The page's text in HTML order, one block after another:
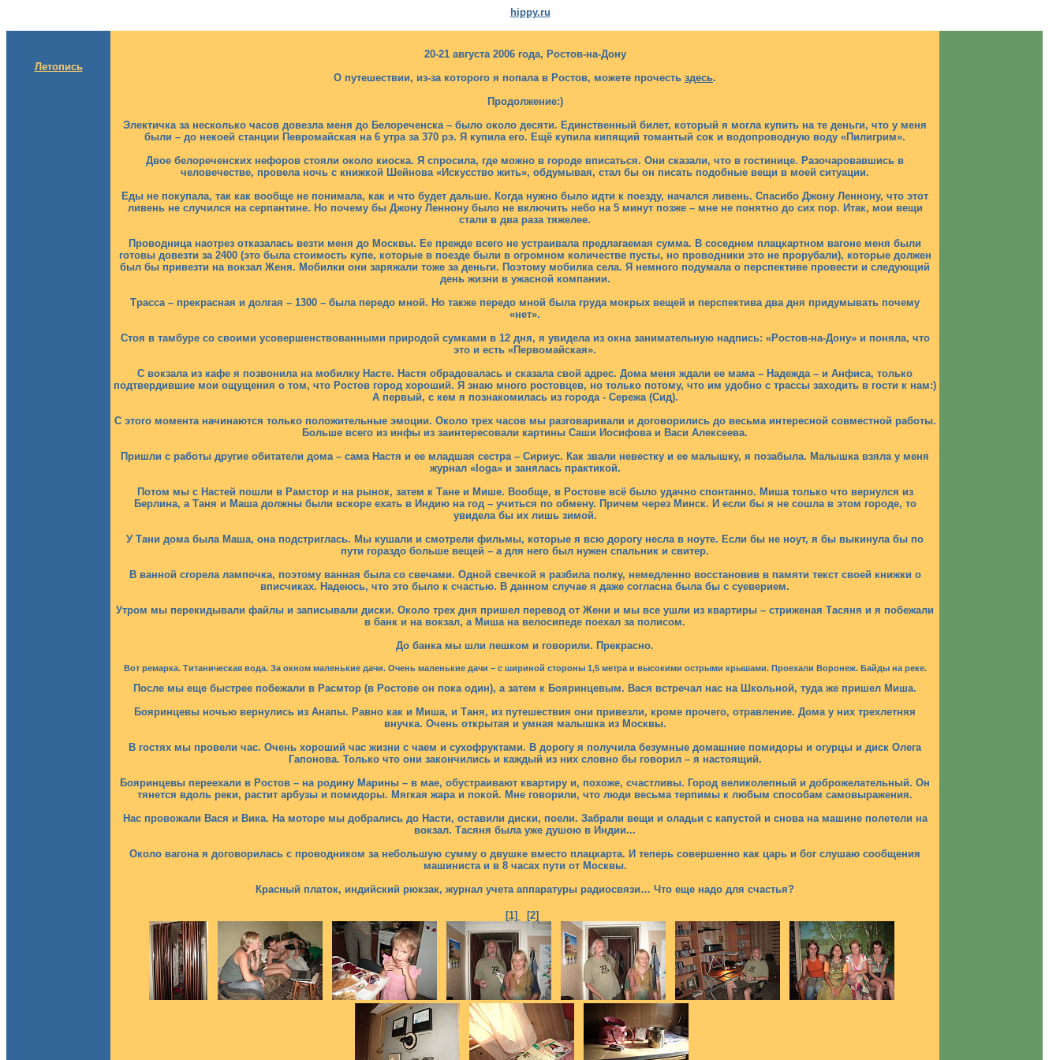
hippy.ru
Летопись
20-21 августа 2006 года, Ростов-на-Дону
О путешествии, из-за которого я попала в Ростов, можете прочесть здесь.
Продолжение:)
Электичка за несколько часов довезла меня до Белореченска – было около десяти. Единственный билет, который я могла купить на те деньги, что у меня
были – до некоей станции Певромайская на 6 утра за 370 рэ. Я купила его. Ещё купила кипящий томантый сок и водопроводную воду «Пилигрим».
Двое белореченских нефоров стояли около киоска. Я спросила, где можно в городе вписаться. Они сказали, что в гостинице. Разочаровавшись в
человечестве, провела ночь с книжкой Шейнова «Искусство жить», обдумывая, стал бы он писать подобные вещи в моей ситуации.
Еды не покупала, так как вообще не понимала, как и что будет дальше. Когда нужно было идти к поезду, начался ливень. Спасибо Джону Леннону, что этот
ливень не случился на серпантине. Но почему бы Джону Леннону было не включить небо на 5 минут позже – мне не понятно до сих пор. Итак, мои вещи
стали в два раза тяжелее.
Проводница наотрез отказалась везти меня до Москвы. Ее прежде всего не устраивала предлагаемая сумма. В соседнем плацкартном вагоне меня были
готовы довезти за 2400 (это была стоимость купе, которые в поезде были в огромном количестве пусты, но проводники это не прорубали), которые должен
был бы привезти на вокзал Женя. Мобилки они заряжали тоже за деньги. Поэтому мобилка села. Я немного подумала о перспективе провести и следующий
день жизни в ужасной компании.
Трасса – прекрасная и долгая – 1300 – была передо мной. Но также передо мной была груда мокрых вещей и перспектива два дня придумывать почему
«нет».
Стоя в тамбуре со своими усовершенствованными природой сумками в 12 дня, я увидела из окна занимательную надпись: «Ростов-на-Дону» и поняла, что
это и есть «Первомайская».
С вокзала из кафе я позвонила на мобилку Насте. Настя обрадовалась и сказала свой адрес. Дома меня ждали ее мама – Надежда – и Анфиса, только
подтвердившие мои ощущения о том, что Ростов город хороший. Я знаю много ростовцев, но только потому, что им удобно с трассы заходить в гости к нам:)
А первый, с кем я познакомилась из города - Сережа (Сид).
С этого момента начинаются только положительные эмоции. Около трех часов мы разговаривали и договорились до весьма интересной совместной работы.
Больше всего из инфы из заинтересовали картины Саши Иосифова и Васи Алексеева.
Пришли с работы другие обитатели дома – сама Настя и ее младшая сестра – Сириус. Как звали невестку и ее малышку, я позабыла. Малышка взяла у меня
журнал «Ioga» и занялась практикой.
Потом мы с Настей пошли в Рамстор и на рынок, затем к Тане и Мише. Вообще, в Ростове всё было удачно спонтанно. Миша только что вернулся из
Берлина, а Таня и Маша должны были вскоре ехать в Индию на год – учиться по обмену. Причем через Минск. И если бы я не сошла в этом городе, то
увидела бы их лишь зимой.
У Тани дома была Маша, она подстриглась. Мы кушали и смотрели фильмы, которые я всю дорогу несла в ноуте. Если бы не ноут, я бы выкинула бы по
пути гораздо больше вещей – а для него был нужен спальник и свитер.
В ванной сгорела лампочка, поэтому ванная была со свечами. Одной свечкой я разбила полку, немедленно восстановив в памяти текст своей книжки о
вписчиках. Надеюсь, что это было к счастью. В данном случае я даже согласна была бы с суеверием.
Утром мы перекидывали файлы и записывали диски. Около трех дня пришел перевод от Жени и мы все ушли из квартиры – стриженая Тасяня и я побежали
в банк и на вокзал, а Миша на велосипеде поехал за полисом.
До банка мы шли пешком и говорили. Прекрасно.
Вот ремарка. Титаническая вода. За окном маленькие дачи. Очень маленькие дачи – с шириной стороны 1,5 метра и высокими острыми крышами. Проехали Воронеж. Байды на реке.
После мы еще быстрее побежали в Расмтор (в Ростове он пока один), а затем к Бояринцевым. Вася встречал нас на Школьной, туда же пришел Миша.
Бояринцевы ночью вернулись из Анапы. Равно как и Миша, и Таня, из путешествия они привезли, кроме прочего, отравление. Дома у них трехлетняя
внучка. Очень открытая и умная малышка из Москвы.
В гостях мы провели час. Очень хороший час жизни с чаем и сухофруктами. В дорогу я получила безумные домашние помидоры и огурцы и диск Олега
Гапонова. Только что они закончились и каждый из них словно бы говорил – я настоящий.
Бояринцевы переехали в Ростов – на родину Марины – в мае, обустраивают квартиру и, похоже, счастливы. Город великолепный и доброжелательный. Он
тянется вдоль реки, растит арбузы и помидоры. Мягкая жара и покой. Мне говорили, что люди весьма терпимы к любым способам самовыражения.
Нас провожали Вася и Вика. На моторе мы добрались до Насти, оставили диски, поели. Забрали вещи и оладьи с капустой и снова на машине полетели на
вокзал. Тасяня была уже душою в Индии...
Около вагона я договорилась с проводником за небольшую сумму о двушке вместо плацкарта. И теперь совершенно как царь и бог слушаю сообщения
машиниста и в 8 часах пути от Москвы.
Красный платок, индийский рюкзак, журнал учета аппаратуры радиосвязи… Что еще надо для счастья?
[1] [2]